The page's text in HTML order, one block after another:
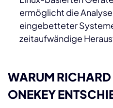
ermöglicht die
eingebetteter
zeitaufwändige
WARUM
ONEKEY